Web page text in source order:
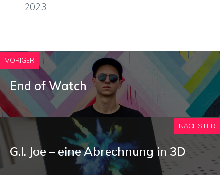
2023
VORIGER
End of Watch
NÄCHSTER
G.I. Joe – eine Abrechnung in 3D